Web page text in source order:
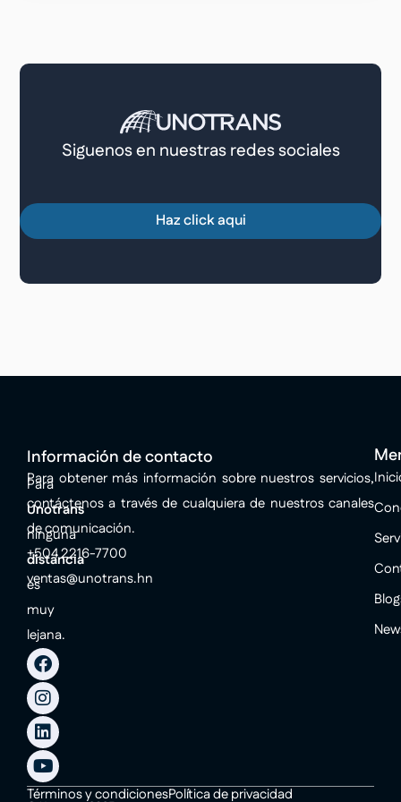
Siguenos en nuestras redes sociales
Haz click aqui
Para
Unotrans
ninguna
distancia
es
muy
lejana.
F
a
c
e
b
o
o
k
I
n
s
t
a
g
r
a
L
i
n
k
e
d
i
n
Y
o
u
t
u
b
e
Información de contacto
Para obtener más información sobre nuestros servicios,
contáctenos a través de cualquiera de nuestros canales
de comunicación.
+504 2216-7700
ventas@unotrans.hn
Términos y condicionesPolítica de privacidad